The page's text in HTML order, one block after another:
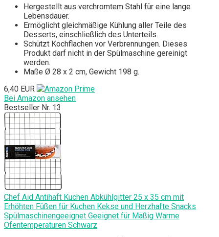
Hergestellt aus verchromtem Stahl für eine lange
Lebensdauer.
Ermöglicht gleichmäßige Kühlung aller Teile des
Desserts, einschließlich des Unterteils.
Schützt Kochflächen vor Verbrennungen. Dieses
Produkt darf nicht in der Spülmaschine gereinigt
werden.
Maße Ø 28 x 2 cm, Gewicht 198 g.
6,40 EUR
Bei Amazon ansehen
Bestseller Nr. 13
Chef Aid Antihaft Kuchen Abkühlgitter 25 x 35 cm mit
Erhöhten Füßen für Kuchen Kekse und Herzhafte Snacks
Spülmaschinengeeignet Geeignet für Mäßig Warme
Ofentemperaturen Schwarz